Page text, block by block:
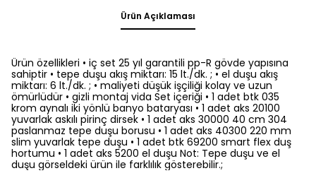
Ürün Açıklaması
Ürün özellikleri • iç set 25 yıl garantili pp-R gövde yapısına
sahiptir • tepe duşu akış miktarı: 15 lt./dk. ; • el duşu akış
miktarı: 6 lt./dk. ; • maliyeti düşük işçiliği kolay ve uzun
ömürlüdür • gizli montaj vida Set içeriği • 1 adet btk 035
krom aynalı iki yönlü banyo bataryası • 1 adet aks 20100
yuvarlak askılı pirinç dirsek • 1 adet aks 30000 40 cm 304
paslanmaz tepe duşu borusu • 1 adet aks 40300 220 mm
slim yuvarlak tepe duşu • 1 adet btk 69200 smart flex duş
hortumu • 1 adet aks 5200 el duşu Not: Tepe duşu ve el
duşu görseldeki ürün ile farklılık gösterebilir.;